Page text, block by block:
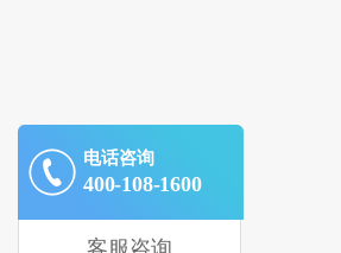
电话咨询
400-108-1600